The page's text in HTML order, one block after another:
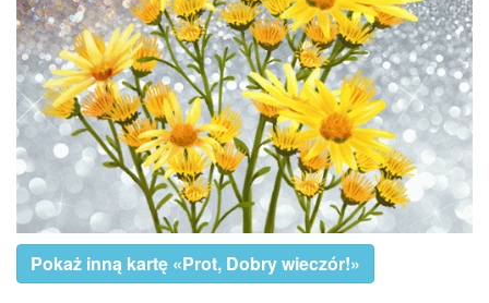
Pokaż inną kartę «Prot, Dobry wieczór!»